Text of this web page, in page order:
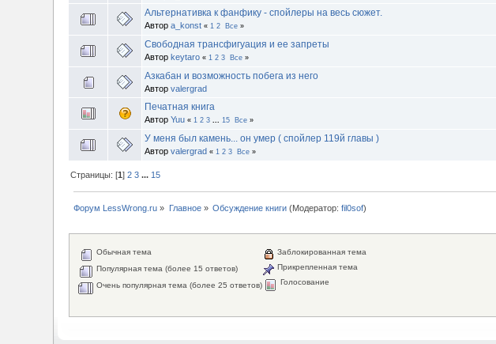
Альтернативка к фанфику - спойлеры на весь сюжет.
Авторa_konst « 1 2 Все »
Свободная трансфигуация и ее запреты
Авторkeytaro « 1 2 3 Все »
Азкабан и возможность побега из него
Авторvalergrad
Печатная книга
АвторYuu « 1 2 3 15 Все »
У меня был камень... он умер ( спойлер 119й главы )
Авторvalergrad « 1 2 3 Все »
Страницы: [1]2 3 ... 15
Форум LessWrong.ru » Главное» Обсуждение книги (Модератор:fil0sof)
Обычная тема
Популярная тема (более 15 ответов)
Очень популярная тема (более 25 ответов)
Заблокированная тема
Прикрепленная тема
Голосование